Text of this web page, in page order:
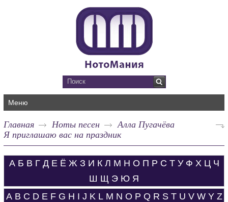
Меню
Главная Ноты песен
Алла Пугачёва
Я приглашаю вас на праздник
А Б В Г Д Е Ё Ж З И К Л М Н О П Р С Т У Ф Х Ц Ч
Ш Щ Э Ю Я
A B C D E F G H I J K L M N O P Q R S T U V W Y Z